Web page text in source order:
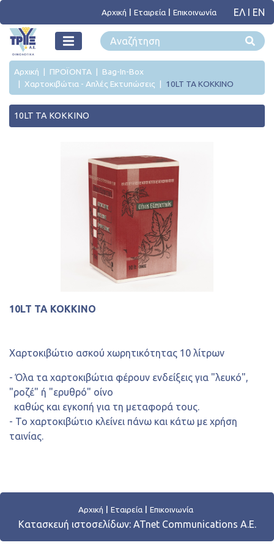
Αρχική Εταιρεία Επικοινωνία ΕΛ I ΕΝ
Αρχική ΠΡΟΪΟΝΤΑ
Bag-In-Box
Χαρτοκιβώτια - Απλές Εκτυπώσεις
10LT TA KOKKINO
10LT TA KOKKINO
10LT TA KOKKINO
Χαρτοκιβώτιο ασκού χωρητικότητας 10 λίτρων
- Όλα τα χαρτοκιβώτια φέρουν ενδείξεις για "λευκό",
"ροζέ" ή "ερυθρό" οίνο
καθώς και εγκοπή για τη μεταφορά τους.
- Το χαρτοκιβώτιο κλείνει πάνω και κάτω με χρήση
ταινίας.
Αρχική Εταιρεία Επικοινωνία
Κατασκευή ιστοσελίδων: ATnet Communications Α.Ε.